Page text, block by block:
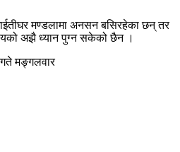
मण्डलामा अनसन बसिरहेका छन् तर
अझै ध्यान पुग्न सकेको छैन ।
मङ्गलवार